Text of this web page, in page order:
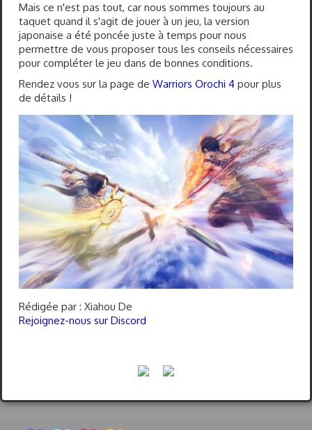
Contact Communauté
Mais ce n'est pas tout, car nous sommes toujours au
taquet quand il s'agit de jouer à un jeu, la version
japonaise a été poncée juste à temps pour nous
permettre de vous proposer tous les conseils nécessaires
pour compléter le jeu dans de bonnes conditions.
Rendez vous sur la page de Warriors Orochi 4 pour plus
de détails !
Rédigée par : Xiahou De
Rejoignez-nous sur Discord